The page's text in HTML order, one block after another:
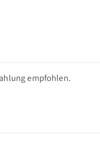
empfohlen.